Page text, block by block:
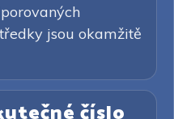
jsou okamžitě